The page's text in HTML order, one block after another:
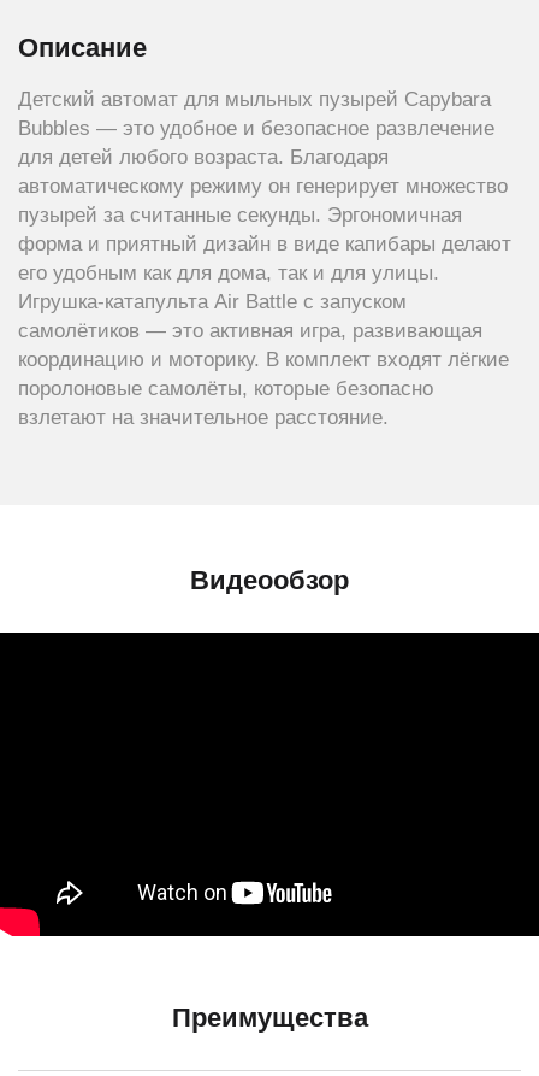
Описание
Детский автомат для мыльных пузырей Capybara
Bubbles — это удобное и безопасное развлечение
для детей любого возраста. Благодаря
автоматическому режиму он генерирует множество
пузырей за считанные секунды. Эргономичная
форма и приятный дизайн в виде капибары делают
его удобным как для дома, так и для улицы.
Игрушка-катапульта Air Battle с запуском
самолётиков — это активная игра, развивающая
координацию и моторику. В комплект входят лёгкие
поролоновые самолёты, которые безопасно
взлетают на значительное расстояние.
Видеообзор
Преимущества